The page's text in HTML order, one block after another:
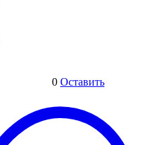
0 Оставить